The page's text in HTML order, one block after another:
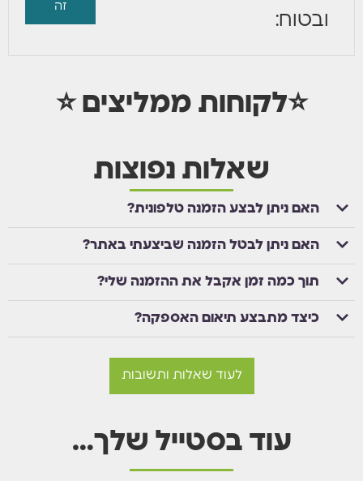
ובטוח:
זה
⭐לקוחות ממליצים ⭐
שאלות נפוצות
האם ניתן לבצע הזמנה טלפונית?
האם ניתן לבטל הזמנה שביצעתי באתר?
תוך כמה זמן אקבל את ההזמנה שלי?
כיצד מתבצע תיאום האספקה?
לעוד שאלות ותשובות
עוד בסטייל שלך…